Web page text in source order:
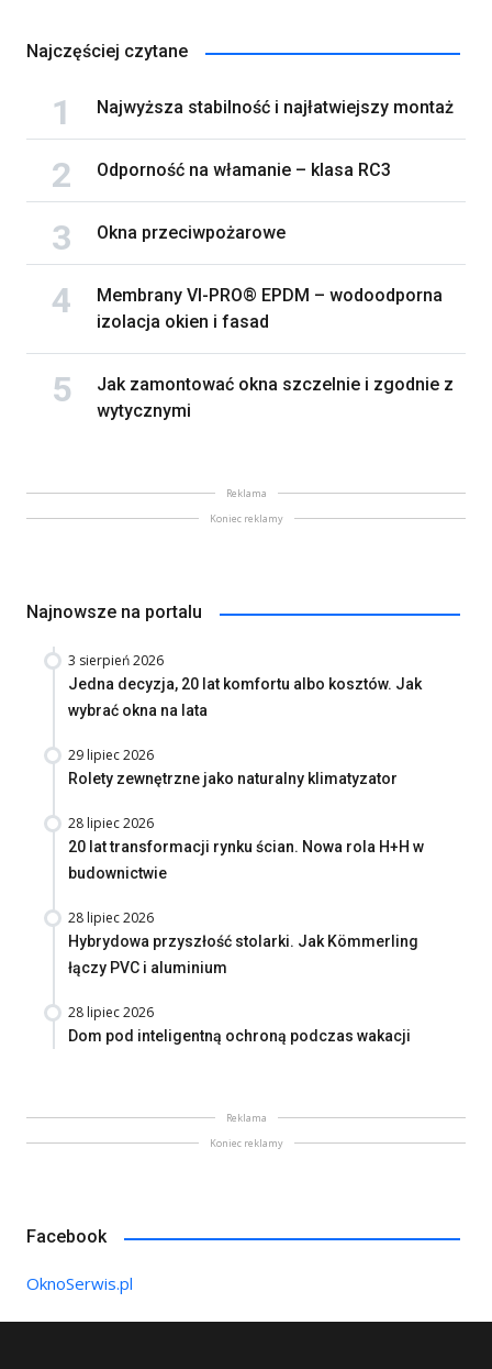
Najczęściej czytane
Najwyższa stabilność i najłatwiejszy montaż
Odporność na włamanie – klasa RC3
Okna przeciwpożarowe
Membrany VI-PRO® EPDM – wodoodporna
izolacja okien i fasad
Jak zamontować okna szczelnie i zgodnie z
wytycznymi
Reklama
Koniec reklamy
Najnowsze na portalu
3 sierpień 2026
Jedna decyzja, 20 lat komfortu albo kosztów. Jak
wybrać okna na lata
29 lipiec 2026
Rolety zewnętrzne jako naturalny klimatyzator
28 lipiec 2026
20 lat transformacji rynku ścian. Nowa rola H+H w
budownictwie
28 lipiec 2026
Hybrydowa przyszłość stolarki. Jak Kömmerling
łączy PVC i aluminium
28 lipiec 2026
Dom pod inteligentną ochroną podczas wakacji
Reklama
Koniec reklamy
Facebook
OknoSerwis.pl